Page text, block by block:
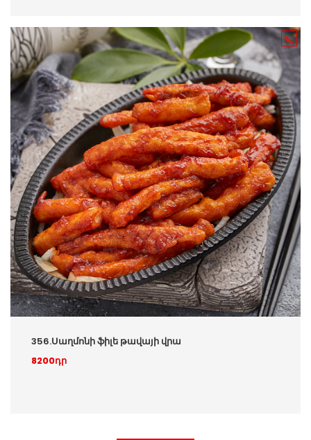
356.Սաղմոնի ֆիլե թավայի վրա
8200դր